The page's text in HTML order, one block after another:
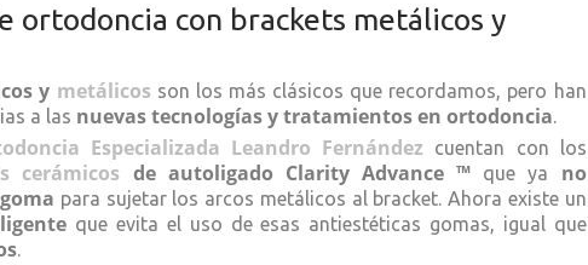
ortodoncia con brackets metálicos y
y metálicos son los más clásicos que recordamos, pero han
a las nuevas tecnologías y tratamientos en ortodoncia.
Especializada Leandro Fernández cuentan con los
cerámicos de autoligado Clarity Advance ™ que ya no
para sujetar los arcos metálicos al bracket. Ahora existe un
que evita el uso de esas antiestéticas gomas, igual que
.